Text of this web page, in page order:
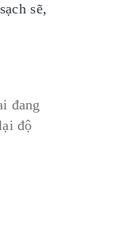
sẽ,
đang
độ